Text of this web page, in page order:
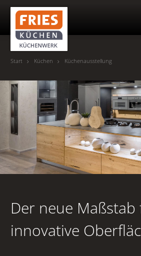
HOME
KÜCHENWERK
KÜCHEN
Küchenausstellung
Abverkauf
Start Küchen Küchenausstellung
Der neue Maßstab
innovative